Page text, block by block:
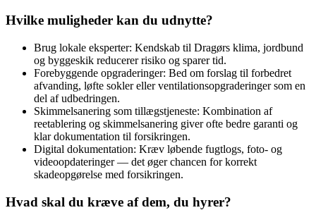
Hvilke muligheder kan du udnytte?
Brug lokale eksperter: Kendskab til Dragørs klima, jordbund
og byggeskik reducerer risiko og sparer tid.
Forebyggende opgraderinger: Bed om forslag til forbedret
afvanding, løfte sokler eller ventilationsopgraderinger som en
del af udbedringen.
Skimmelsanering som tillægstjeneste: Kombination af
reetablering og skimmelsanering giver ofte bedre garanti og
klar dokumentation til forsikringen.
Digital dokumentation: Kræv løbende fugtlogs, foto- og
videoopdateringer — det øger chancen for korrekt
skadeopgørelse med forsikringen.
Hvad skal du kræve af dem, du hyrer?